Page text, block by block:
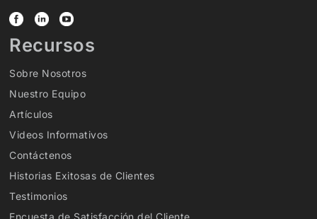
Recursos
Sobre Nosotros
Nuestro Equipo
Artículos
Videos Informativos
Contáctenos
Historias Exitosas de Clientes
Testimonios
Encuesta de Satisfacción del Cliente